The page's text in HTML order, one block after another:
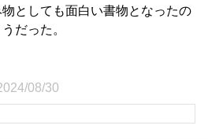
としても面白い書物となったの
だった。
08/30